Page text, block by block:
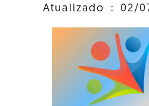
Atualizado : 02/